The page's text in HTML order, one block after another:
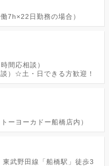
7h×22日勤務の場合）
間応相談）
）☆土・日できる方歓迎！
ーヨーカドー船橋店内）
武野田線「船橋駅」徒歩3